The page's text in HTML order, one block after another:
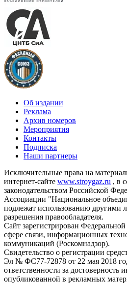
Об издании
Реклама
Архив номеров
Мероприятия
Контакты
Подписка
Наши партнеры
Исключительные права на
интернет-сайте www.stroygaz.ru , в
законодательством Российской
Ассоциации "Национальное
подлежат использованию другими
разрешения правообладателя.
Сайт зарегистрирован
сфере связи, информационных
коммуникаций (Роскомнадзор).
Свидетельство о регистрации
Эл № ФС77-72878 от 22 мая 2018
ответственности за достоверность
опубликованной в рекламных